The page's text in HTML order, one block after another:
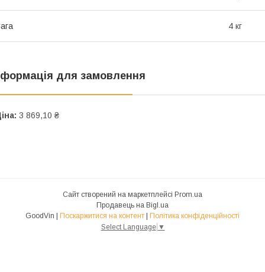
4 кг
для замовлення
3 869,10 ₴
Сайт створений на маркетплейсі Prom.ua
Продавець на Bigl.ua
GoodVin | Поскаржитися на контент | Політика конфіденційності
Select Language ▼